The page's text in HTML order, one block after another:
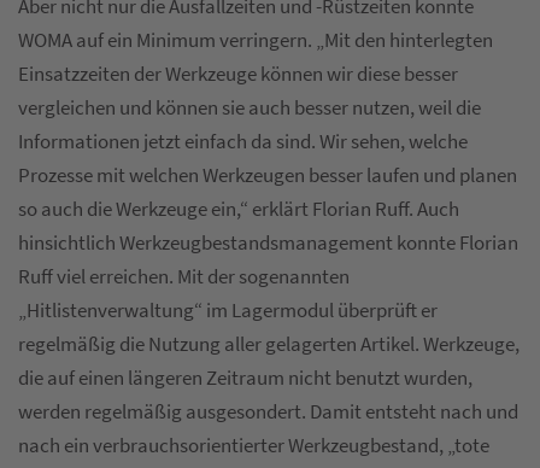
Aber nicht nur die Ausfallzeiten und -Rüstzeiten konnte
WOMA auf ein Minimum verringern. „Mit den hinterlegten
Einsatzzeiten der Werkzeuge können wir diese besser
vergleichen und können sie auch besser nutzen, weil die
Informationen jetzt einfach da sind. Wir sehen, welche
Prozesse mit welchen Werkzeugen besser laufen und planen
so auch die Werkzeuge ein,“ erklärt Florian Ruff. Auch
hinsichtlich Werkzeugbestandsmanagement konnte Florian
Ruff viel erreichen. Mit der sogenannten
„Hitlistenverwaltung“ im Lagermodul überprüft er
regelmäßig die Nutzung aller gelagerten Artikel. Werkzeuge,
die auf einen längeren Zeitraum nicht benutzt wurden,
werden regelmäßig ausgesondert. Damit entsteht nach und
nach ein verbrauchsorientierter Werkzeugbestand, „tote